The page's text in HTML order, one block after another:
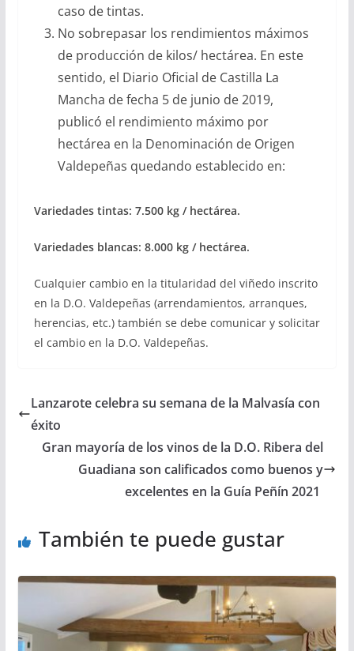
caso de tintas.
No sobrepasar los rendimientos máximos
de producción de kilos/ hectárea. En este
sentido, el Diario Oficial de Castilla La
Mancha de fecha 5 de junio de 2019,
publicó el rendimiento máximo por
hectárea en la Denominación de Origen
Valdepeñas quedando establecido en:
Variedades tintas: 7.500 kg / hectárea.
Variedades blancas: 8.000 kg / hectárea.
Cualquier cambio en la titularidad del viñedo inscrito
en la D.O. Valdepeñas (arrendamientos, arranques,
herencias, etc.) también se debe comunicar y solicitar
el cambio en la D.O. Valdepeñas.
Lanzarote celebra su semana de la Malvasía con
éxito
Gran mayoría de los vinos de la D.O. Ribera del
Guadiana son calificados como buenos y
excelentes en la Guía Peñín 2021
También te puede gustar